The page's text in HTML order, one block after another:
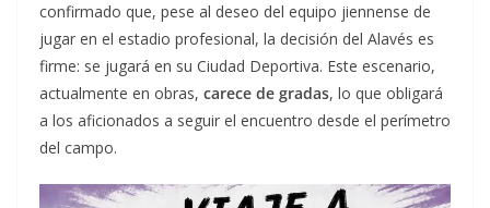
confirmado que, pese al deseo del equipo jiennense de
jugar en el estadio profesional, la decisión del Alavés es
firme: se jugará en su Ciudad Deportiva. Este escenario,
actualmente en obras, carece de gradas, lo que obligará
a los aficionados a seguir el encuentro desde el perímetro
del campo.